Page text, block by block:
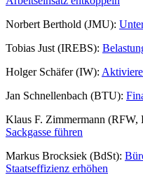
Norbert Berthold (JMU):
Tobias Just (IREBS):
Holger Schäfer (IW):
Jan Schnellenbach (BTU):
Klaus F. Zimmermann
Sackgasse führen
Markus Brocksiek (BdSt):
Staatseffizienz erhöhen